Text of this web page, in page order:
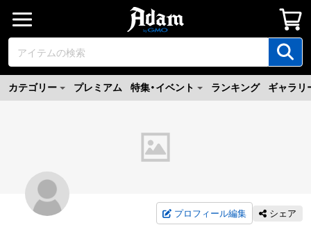
カテゴリー プレミアム 特集・イベント ランキング ギャラリ
プロフィール編集 シェア